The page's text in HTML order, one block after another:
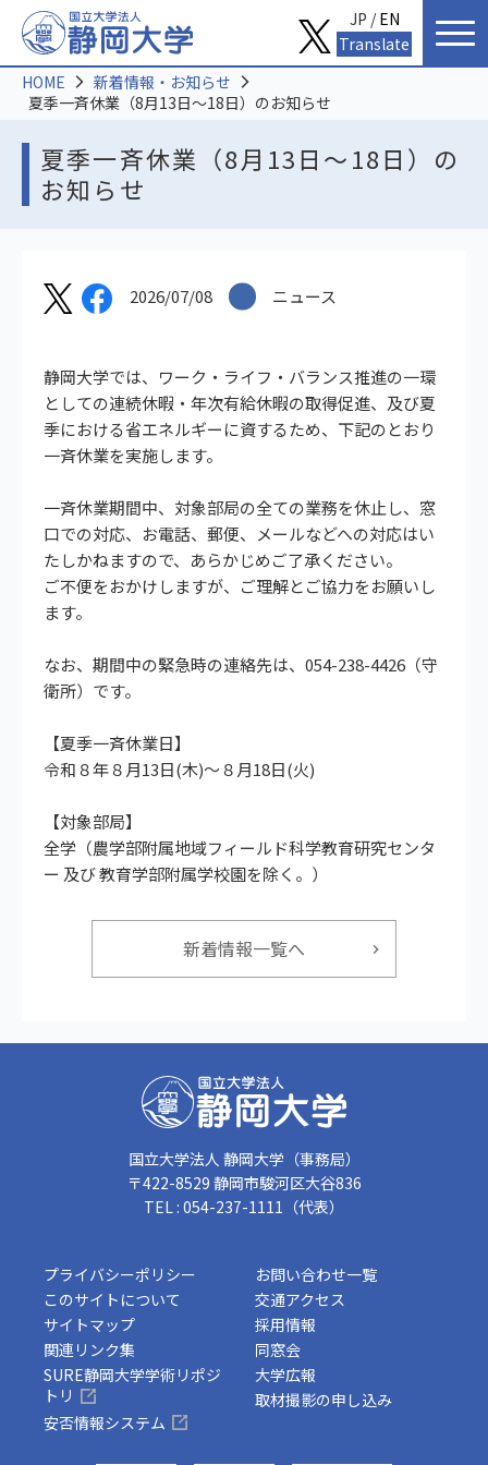
夏季一斉休業（8月13日～18日）の
お知らせ
HOME
新着情報・お知らせ
夏季一斉休業（8月13日～18日）のお知らせ
2026/07/08 ニュース
静岡大学では、ワーク・ライフ・バランス推進の一環
としての連続休暇・年次有給休暇の取得促進、及び夏
季における省エネルギーに資するため、下記のとおり
一斉休業を実施します。
一斉休業期間中、対象部局の全ての業務を休止し、窓
口での対応、お電話、郵便、メールなどへの対応はい
たしかねますので、あらかじめご了承ください。
ご不便をおかけしますが、ご理解とご協力をお願いし
ます。
なお、期間中の緊急時の連絡先は、054-238-4426（守
衛所）です。
【夏季一斉休業日】
令和８年８月13日(木)～８月18日(火)
【対象部局】
全学（農学部附属地域フィールド科学教育研究センタ
ー 及び 教育学部附属学校園を除く。）
新着情報一覧へ
国立大学法人 静岡大学（事務局）
〒422-8529 静岡市駿河区大谷836
TEL : 054-237-1111（代表）
プライバシーポリシー
このサイトについて
サイトマップ
関連リンク集
お問い合わせ一覧
交通アクセス
採用情報
同窓会
SURE静岡大学学術リポジ
トリ
安否情報システム
大学広報
取材撮影の申し込み
JP /EN
Translate